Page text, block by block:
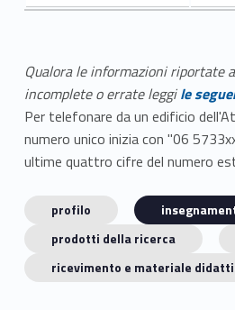
Qualora le informazioni riportate
incomplete o errate leggile
Per telefonare da un edificio
numero unico inizia con "06
ultime quattro cifre del numero
profilo
prodotti della ricerca
ricevimento e materiale